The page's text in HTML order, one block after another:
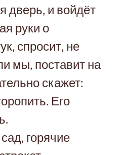
дверь, и войдёт
руки о
спросит, не
мы, поставит на
скажет:
Его
горячие